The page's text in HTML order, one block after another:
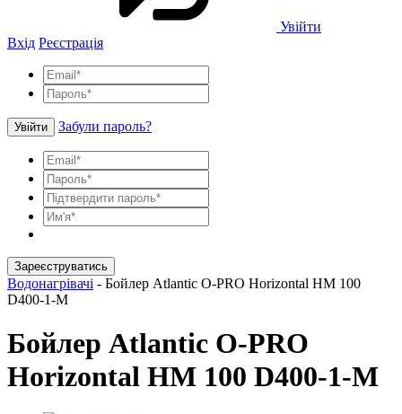
Увійти
Вхід Реєстрація
Увійти Забули пароль?
Зареєструватись
Водонагрівачі - Бойлер Atlantic O-PRO Horizontal HM 100
D400-1-M
Бойлер Atlantic O-PRO
Horizontal HM 100 D400-1-M